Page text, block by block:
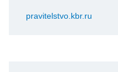
pravitelstvo.kbr.ru